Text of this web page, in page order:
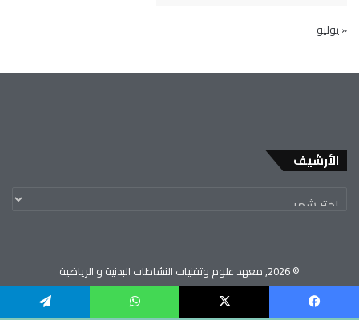
« يوليو
الأرشيف
© 2026, معهد علوم وتقنيات النشاطات البدنية و الرياضية
جامعة العربي بن مهيدي - أم البواقي